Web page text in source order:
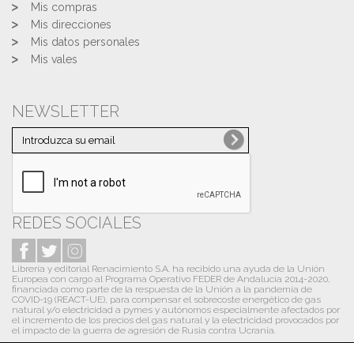
Mis compras
Mis direcciones
Mis datos personales
Mis vales
NEWSLETTER
REDES SOCIALES
Librería y editorial Renacimiento S.A. ha recibido una ayuda de la Unión
Europea con cargo al Programa Operativo FEDER de Andalucía 2014-2020,
financiada como parte de la respuesta de la Unión a la pandemia de
COVID-19 (REACT-UE), para compensar el sobrecoste energético de gas
natural y/o electricidad a pymes y autónomos especialmente afectados por
el incremento de los precios del gas natural y la electricidad provocados por
el impacto de la guerra de agresión de Rusia contra Ucrania.